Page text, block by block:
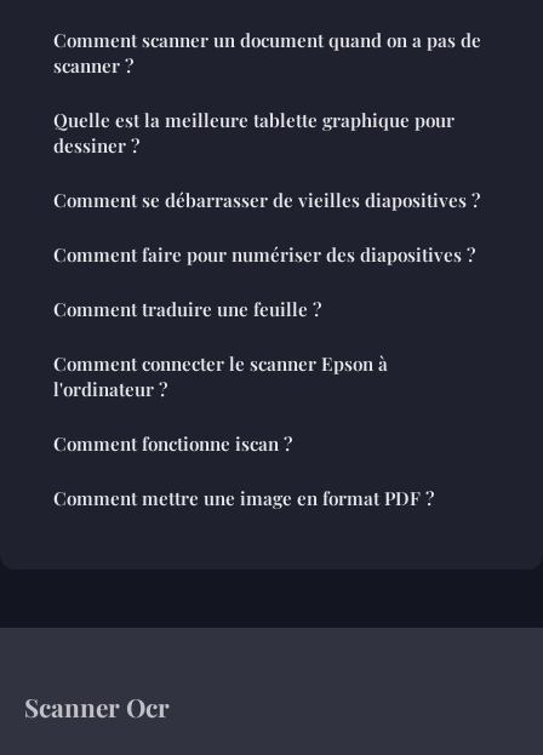
Comment scanner un document quand on a pas de
scanner ?
Quelle est la meilleure tablette graphique pour
dessiner ?
Comment se débarrasser de vieilles diapositives ?
Comment faire pour numériser des diapositives ?
Comment traduire une feuille ?
Comment connecter le scanner Epson à
l'ordinateur ?
Comment fonctionne iscan ?
Comment mettre une image en format PDF ?
Scanner Ocr